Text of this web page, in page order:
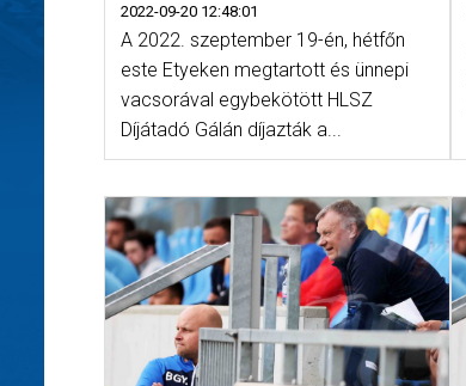
2022-09-20 12:48:01
A 2022. szeptember 19-én, hétfőn
este Etyeken megtartott és ünnepi
vacsorával egybekötött HLSZ
Díjátadó Gálán díjazták a...